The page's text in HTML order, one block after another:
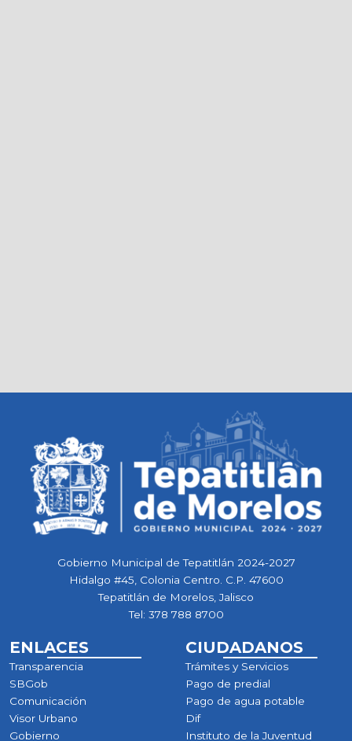
Gobierno Municipal de Tepatitlán 2024-2027
Hidalgo #45, Colonia Centro. C.P. 47600
Tepatitlán de Morelos, Jalisco
Tel: 378 788 8700
ENLACES
Transparencia
SBGob
Comunicación
Visor Urbano
Gobierno
CIUDADANOS
Trámites y Servicios
Pago de predial
Pago de agua potable
Dif
Instituto de la Juventud